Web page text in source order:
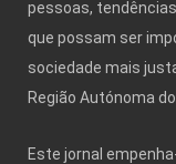
pessoas,
que possam ser
sociedade mais
Região Autónoma
Este jornal